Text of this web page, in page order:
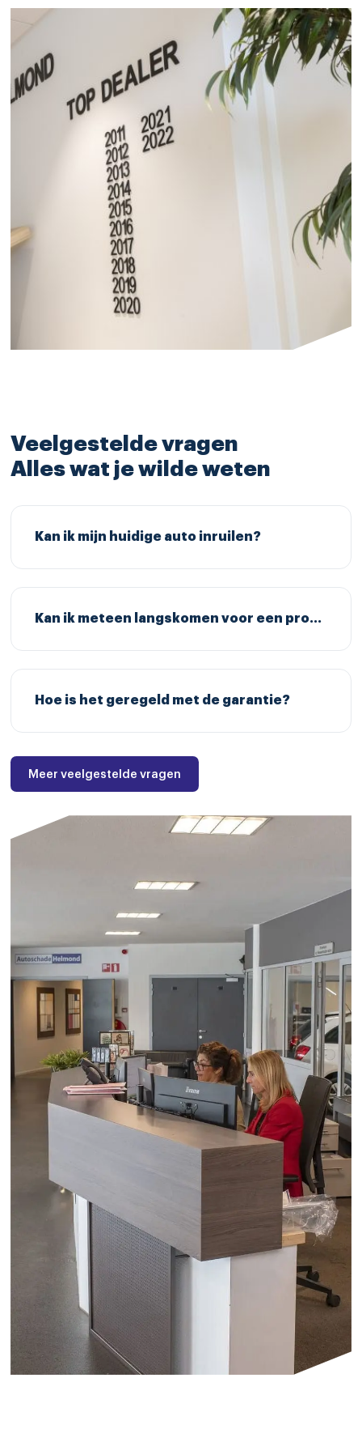
Veelgestelde vragen
Alles wat je wilde weten
Kan ik mijn huidige auto inruilen?
Kan ik meteen langskomen voor een proefrit?
Hoe is het geregeld met de garantie?
Meer veelgestelde vragen